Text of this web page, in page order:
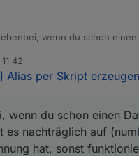
wenn du schon
funktioniert Influx/
wärst schneller und einfacher
Alias per Skript erzeugen
wenn du schon einen
es nachträglich auf
hat, sonst